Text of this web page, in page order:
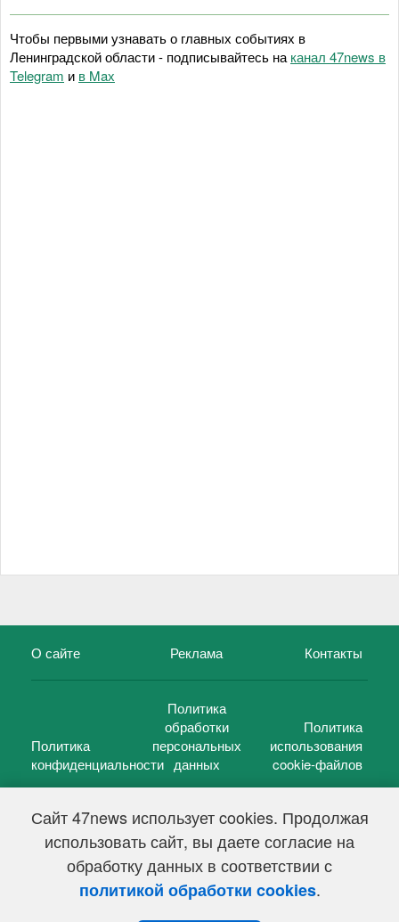
Сайт 47news использует cookies. Продолжая
использовать сайт, вы даете согласие на
обработку данных в соответствии с
политикой обработки cookies.
Чтобы первыми узнавать о главных событиях в
Ленинградской области - подписывайтесь на канал 47news в
Telegram и в Maх
О сайте Реклама Контакты
Политика
конфиденциальности
Политика
обработки
персональных
данных
Политика
использования
cookie-файлов
47 новостей (47 news)2005 — 2026 г.
Свидетельство о регистрации СМИ Эл № ФС 77-39848, выдано
Федеральной службой по надзору в сфере связи,
информационных технологий и массовых коммуникаций